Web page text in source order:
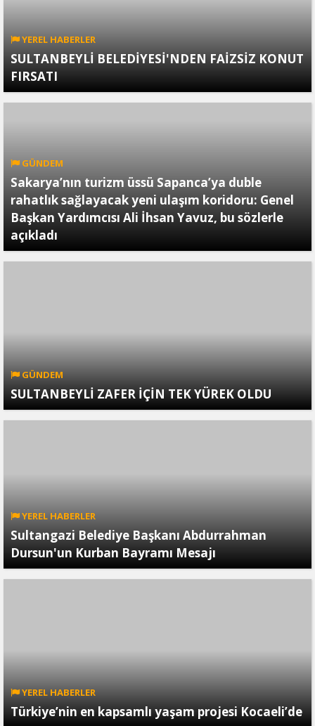
YEREL HABERLER
SULTANBEYLİ BELEDİYESİ'NDEN FAİZSİZ KONUT
FIRSATI
GÜNDEM
Sakarya’nın turizm üssü Sapanca’ya duble
rahatlık sağlayacak yeni ulaşım koridoru: Genel
Başkan Yardımcısı Ali İhsan Yavuz, bu sözlerle
açıkladı
GÜNDEM
SULTANBEYLİ ZAFER İÇİN TEK YÜREK OLDU
YEREL HABERLER
Sultangazi Belediye Başkanı Abdurrahman
Dursun'un Kurban Bayramı Mesajı
YEREL HABERLER
Türkiye’nin en kapsamlı yaşam projesi Kocaeli’de